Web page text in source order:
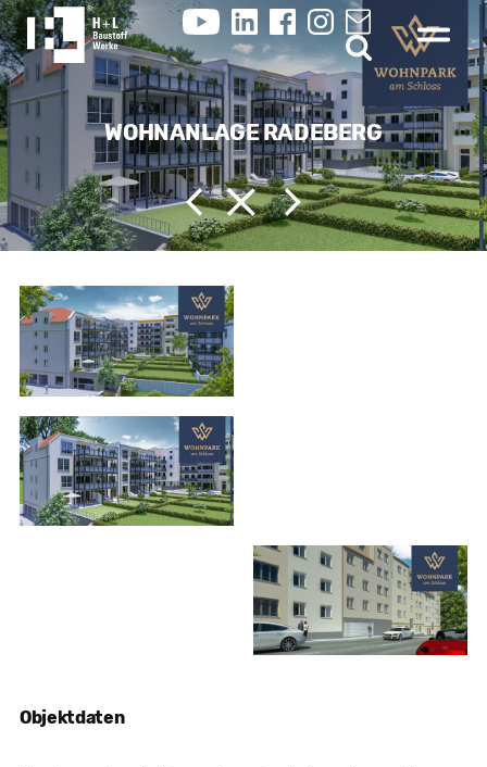
WOHNANLAGE RADEBERG
Objektdaten